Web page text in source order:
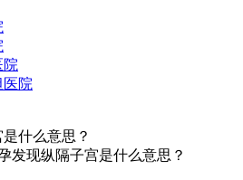
院
医院
发现纵隔子宫是什么意思？